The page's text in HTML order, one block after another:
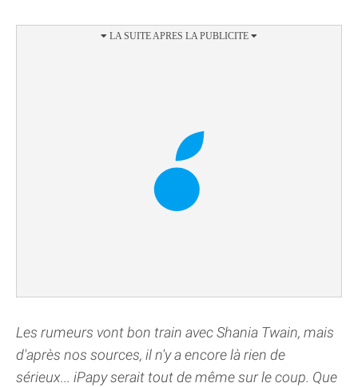
Les rumeurs vont bon train avec Shania Twain, mais
d'après nos sources, il n'y a encore là rien de
sérieux... iPapy serait tout de même sur le coup. Que